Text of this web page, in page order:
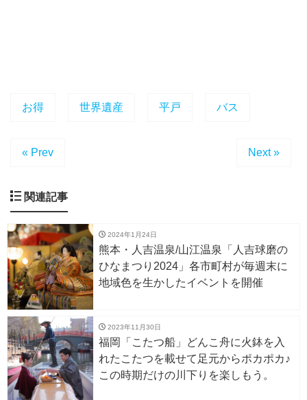
お得 世界遺産 平戸 バス
« Prev Next »
関連記事
2024年1月24日
熊本・人吉温泉/山江温泉「人吉球磨の
ひなまつり2024」各市町村が毎週末に
地域色を生かしたイベントを開催
2023年11月30日
福岡「こたつ船」どんこ舟に火鉢を入
れたこたつを載せて足元からポカポカ♪
この時期だけの川下りを楽しもう。